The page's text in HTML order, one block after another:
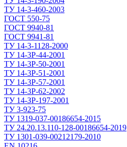
ТУ 14-3-460-2003
ГОСТ 550-75
ГОСТ 9940-81
ГОСТ 9941-81
ТУ 14-3-1128-2000
ТУ 14-3Р-44-2001
ТУ 14-3Р-50-2001
ТУ 14-3Р-51-2001
ТУ 14-3Р-57-2001
ТУ 14-3Р-62-2002
ТУ 14-ЗР-197-2001
ТУ 3-923-75
ТУ 1319-037-00186654-2015
ТУ 24.20.13.110-128-00186654-2019
ТУ 1301-039-00212179-2010